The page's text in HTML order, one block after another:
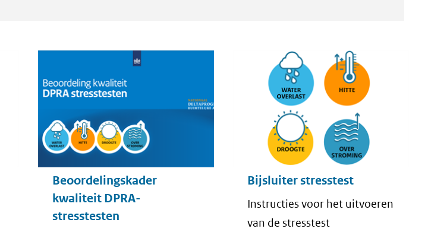
Beoordelingskader
kwaliteit DPRA-
stresstesten
Bijsluiter stresstest
Instructies voor het uitvoeren
van de stresstest